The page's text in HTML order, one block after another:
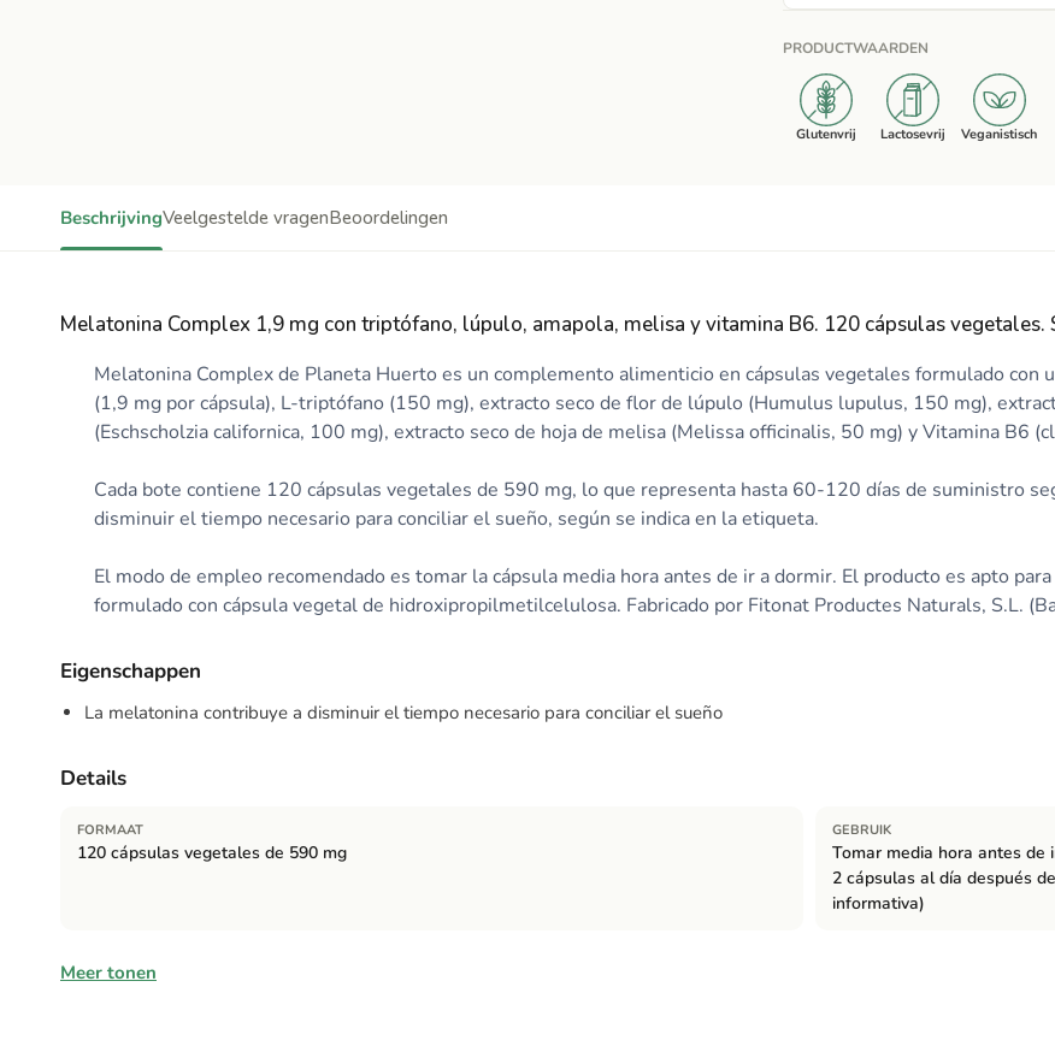
PRODUCTWAARDEN
Glutenvrij Lactosevrij Veganistisch
BeschrijvingVeelgestelde vragenBeoordelingen
Melatonina Complex 1,9 mg con triptófano, lúpulo, amapola, melisa y vitamina B6. 120 cápsulas vegetales.
Melatonina Complex de Planeta Huerto es un complemento alimenticio en cápsulas vegetales formulado con
(1,9 mg por cápsula), L-triptófano (150 mg), extracto seco de flor de lúpulo (Humulus lupulus, 150 mg),
(Eschscholzia californica, 100 mg), extracto seco de hoja de melisa (Melissa officinalis, 50 mg) y Vitamina B6
Cada bote contiene 120 cápsulas vegetales de 590 mg, lo que representa hasta 60-120 días de suministro
disminuir el tiempo necesario para conciliar el sueño, según se indica en la etiqueta.
El modo de empleo recomendado es tomar la cápsula media hora antes de ir a dormir. El producto es apto
formulado con cápsula vegetal de hidroxipropilmetilcelulosa. Fabricado por Fitonat Productes Naturals, S.L.
Eigenschappen
La melatonina contribuye a disminuir el tiempo necesario para conciliar el sueño
Details
FORMAAT
120 cápsulas vegetales de 590 mg
GEBRUIK
Tomar media hora antes de
2 cápsulas al día después
informativa)
Ingrediënten
Meer tonen